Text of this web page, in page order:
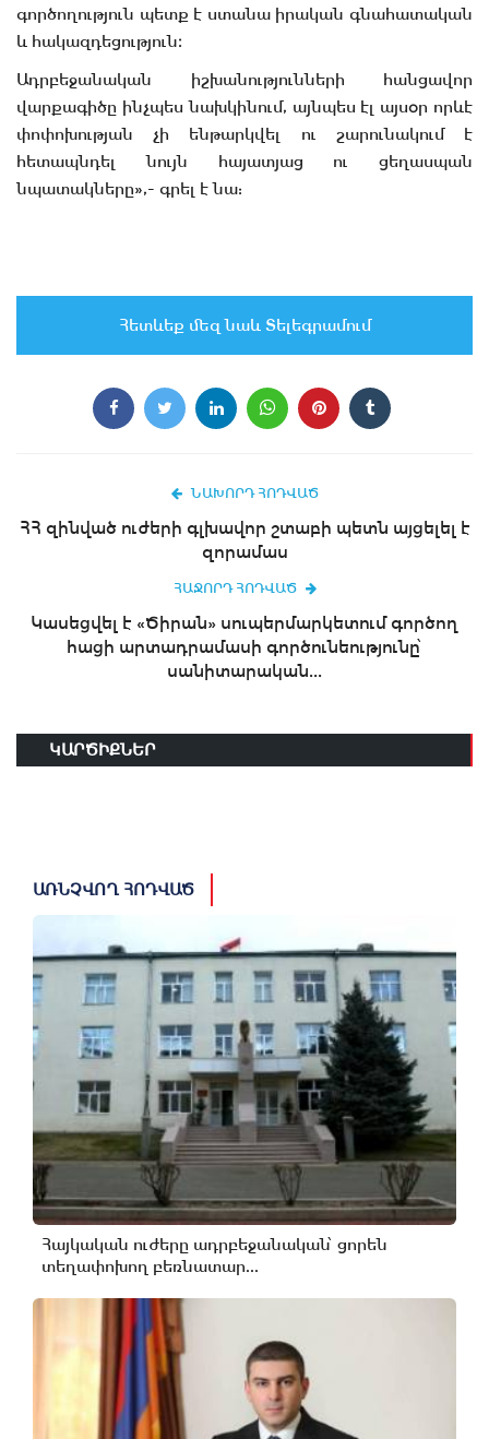
գործողություն պետք է ստանա իրական գնահատական
և հակազդեցություն։
Ադրբեջանական իշխանությունների հանցավոր
վարքագիծը ինչպես նախկինում, այնպես էլ այսօր որևէ
փոփոխության չի ենթարկվել ու շարունակում է
հետապնդել նույն հայատյաց ու ցեղասպան
նպատակները»,- գրել է նա:
Հետևեք մեզ նաև Տելեգրամում
ՆԱԽՈՐԴ ՀՈԴՎԱԾ
ՀՀ զինված ուժերի գլխավոր շտաբի պետն այցելել է
զորամաս
ՀԱՋՈՐԴ ՀՈԴՎԱԾ
Կասեցվել է «Ծիրան» սուպերմարկետում գործող
հացի արտադրամասի գործունեությունը՝
սանիտարական...
ԿԱՐԾԻՔՆԵՐ
ԱՌՆՉՎՈՂ ՀՈԴՎԱԾ
Հայկական ուժերը ադրբեջանական՝ ցորեն
տեղափոխող բեռնատար...